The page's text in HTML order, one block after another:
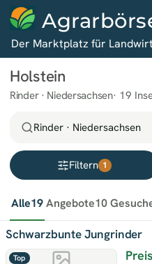
Der Marktplatz für
Holstein
Rinder · Niedersachsen 19
Rinder · Niedersachsen
Filtern 1
Alle19Angebote10
Top
Schwarzbunte Jungrinder